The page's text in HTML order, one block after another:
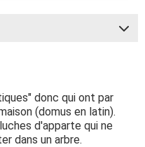
donc qui ont par
(domus en latin).
d'apparte qui ne
dans un arbre.